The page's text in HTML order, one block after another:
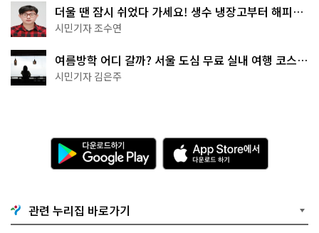
더울 땐 잠시 쉬었다 가세요! 생수 냉장고부터 해피소
·무더위쉼터까지
시민기자 조수연
여름방학 어디 갈까? 서울 도심 무료 실내 여행 코스
추천
시민기자 김은주
다
운
로
기
G
o
A
p
p
e
관련 누리집 바로가기